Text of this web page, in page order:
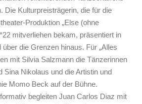
Die Kulturpreisträgerin, die für die
Produktion „Else (ohne
mitverliehen bekam, präsentiert in
die Grenzen hinaus. Für „Alles
mit Silvia Salzmann die Tänzerinnen
Sina Nikolaus und die Artistin und
Momo Beck auf der Bühne.
begleiten Juan Carlos Diaz mit